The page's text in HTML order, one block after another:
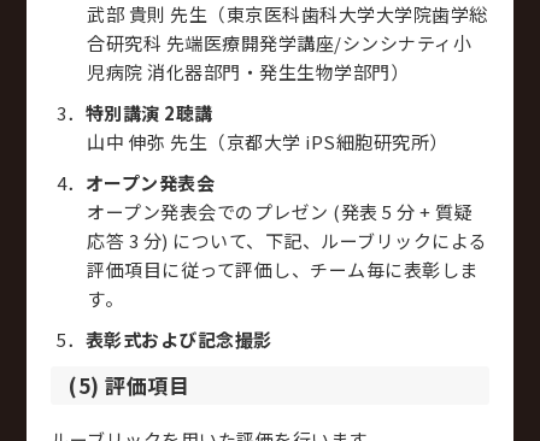
武部 貴則 先生（東京医科歯科大学大学院歯学総
合研究科 先端医療開発学講座/シンシナティ小
児病院 消化器部門・発生生物学部門）
特別講演 2聴講
山中 伸弥 先生（京都大学 iPS細胞研究所）
オープン発表会
オープン発表会でのプレゼン (発表 5 分 + 質疑
応答 3 分) について、下記、ルーブリックによる
評価項目に従って評価し、チーム毎に表彰しま
す。
表彰式および記念撮影
(5) 評価項目